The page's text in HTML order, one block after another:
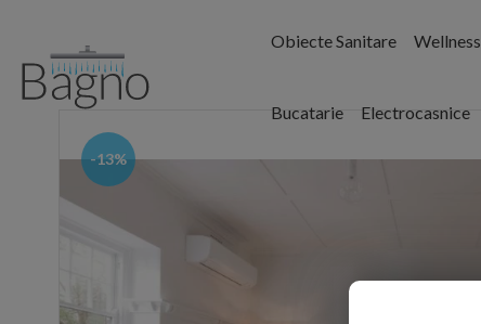
Obiecte Sanitare Wellness
Bucatarie Electrocasnice
-13%